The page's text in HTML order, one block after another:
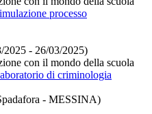
processo
- 26/03/2025)
con il mondo della scuola
di criminologia
- MESSINA)